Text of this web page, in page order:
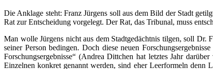
Die Anklage steht: Franz Jürgens soll aus dem Bild der Stadt
Rat zur Entscheidung vorgelegt. Der Rat, das Tribunal, muss
Man wolle Jürgens nicht aus dem Stadtgedächtnis tilgen, soll Dr.
seiner Person bedingen. Doch diese neuen
Forschungsergebnisse“ (Andrea Dittchen hat letztes Jahr
Einzelnen konkret genannt werden, sind eher Leerformeln denn